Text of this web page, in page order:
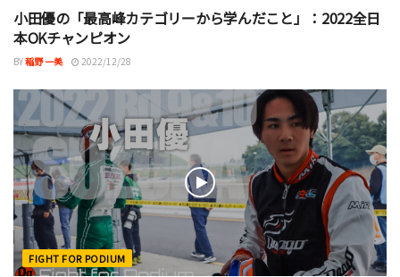
小田優の「最高峰カテゴリーから学んだこと」：2022全日
本OKチャンピオン
BY稲野 一美 2022/12/28
FIGHT FOR PODIUM